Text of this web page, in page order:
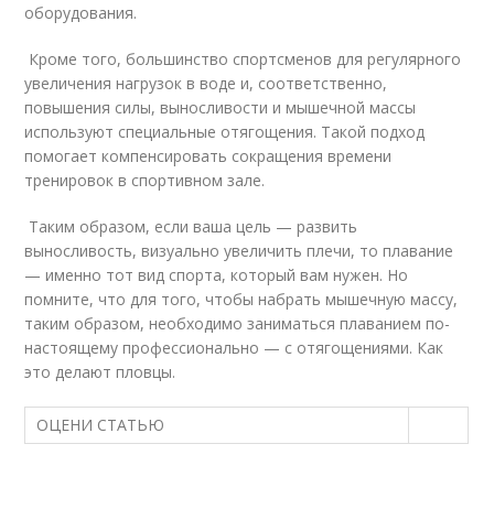
оборудования.
Кроме того, большинство спортсменов для регулярного
увеличения нагрузок в воде и, соответственно,
повышения силы, выносливости и мышечной массы
используют специальные отягощения. Такой подход
помогает компенсировать сокращения времени
тренировок в спортивном зале.
Таким образом, если ваша цель — развить
выносливость, визуально увеличить плечи, то плавание
— именно тот вид спорта, который вам нужен. Но
помните, что для того, чтобы набрать мышечную массу,
таким образом, необходимо заниматься плаванием по-
настоящему профессионально — с отягощениями. Как
это делают пловцы.
ОЦЕНИ СТАТЬЮ